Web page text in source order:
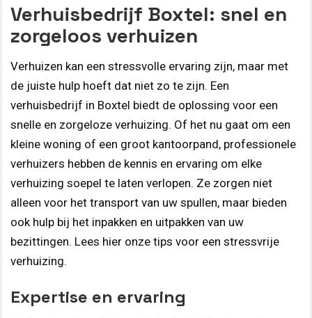
Verhuisbedrijf Boxtel: snel en
zorgeloos verhuizen
Verhuizen kan een stressvolle ervaring zijn, maar met
de juiste hulp hoeft dat niet zo te zijn. Een
verhuisbedrijf in Boxtel biedt de oplossing voor een
snelle en zorgeloze verhuizing. Of het nu gaat om een
kleine woning of een groot kantoorpand, professionele
verhuizers hebben de kennis en ervaring om elke
verhuizing soepel te laten verlopen. Ze zorgen niet
alleen voor het transport van uw spullen, maar bieden
ook hulp bij het inpakken en uitpakken van uw
bezittingen. Lees hier onze tips voor een stressvrije
verhuizing.
Expertise en ervaring